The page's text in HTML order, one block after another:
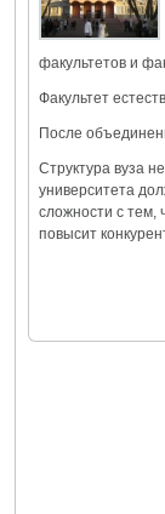
на майские
картыфакультетов и
Факультет
После
Структура вуза
университета
сложности с тем,
повысит